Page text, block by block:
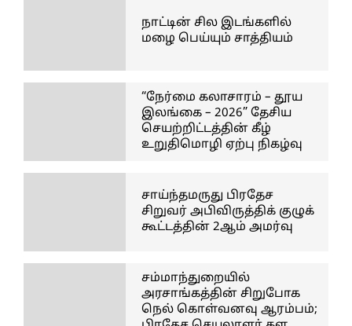
நாட்டின் சில இடங்களில்
மழை பெய்யும் சாத்தியம்
“நேர்மை கலாசாரம் – தூய
இலங்கை – 2026” தேசிய
செயற்றிட்டத்தின் கீழ்
உறுதிமொழி ஏற்பு நிகழ்வு
சாய்ந்தமருது பிரதேச
சிறுவர் அபிவிருத்திக் குழுக்
கூட்டத்தின் 2ஆம் அமர்வு
சம்மாந்துறையில்
அரசாங்கத்தின் சிறுபோக
நெல் கொள்வனவு ஆரம்பம்;